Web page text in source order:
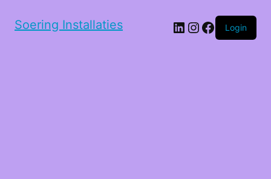
Soering Installaties LinkedIn
Instagram
Facebook
Login